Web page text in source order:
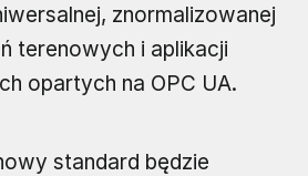
znormalizowanej
terenowych i aplikacji
opartych na OPC UA.
standard będzie